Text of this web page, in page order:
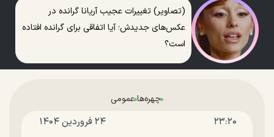
(تصاویر) تغییرات عجیب آریانا گرانده در
عکس‌های جدیدش؛ آیا اتفاقی برای گرانده افتاده
است؟
چهره‌هاعمومی
۲۳:۲۰ ۲۴ فروردين ۱۴۰۴